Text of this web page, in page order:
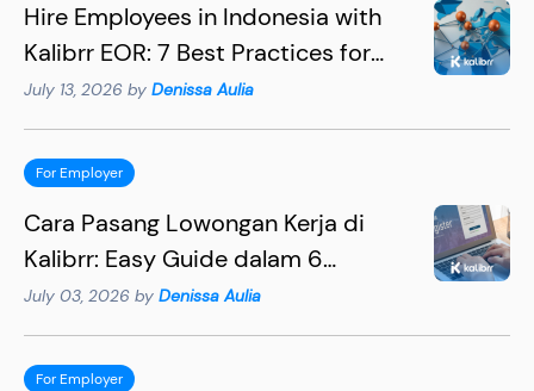
Hire Employees in Indonesia with
Kalibrr EOR: 7 Best Practices for
Hiring Succesfully
July 13, 2026 by Denissa Aulia
For Employer
Cara Pasang Lowongan Kerja di
Kalibrr: Easy Guide dalam 6
Langkah
July 03, 2026 by Denissa Aulia
For Employer